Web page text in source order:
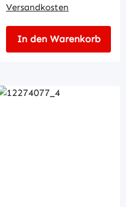
Versandkosten
In den Warenkorb